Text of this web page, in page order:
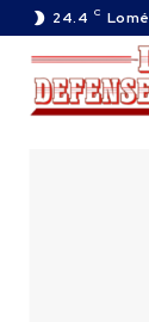
24.4 C Lomé